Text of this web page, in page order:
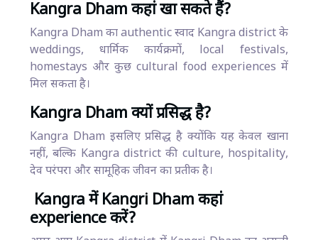
Kangra Dham कहां खा सकते हैं?
Kangra Dham का authentic स्वाद Kangra district के
weddings, धार्मिक कार्यक्रमों, local festivals,
homestays और कुछ cultural food experiences में
मिल सकता है।
Kangra Dham क्यों प्रसिद्ध है?
Kangra Dham इसलिए प्रसिद्ध है क्योंकि यह केवल खाना
नहीं, बल्कि Kangra district की culture, hospitality,
देव परंपरा और सामूहिक जीवन का प्रतीक है।
Kangra में Kangri Dham कहां
experience करें?